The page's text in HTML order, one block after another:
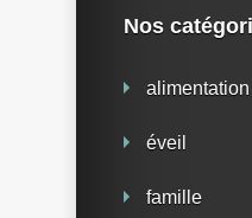
Nos
alimentation
éveil
famille